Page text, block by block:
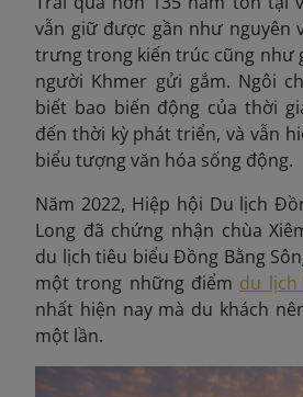
vẫn giữ được gần như nguyên
trưng trong kiến trúc cũng như
người Khmer gửi gắm. Ngôi
biết bao biến động của thời
đến thời kỳ phát triển, và vẫn
biểu tượng văn hóa sống động.
Năm 2022, Hiệp hội Du lịch
Long đã chứng nhận chùa
du lịch tiêu biểu Đồng Bằng
một trong những điểm du lịch
nhất hiện nay mà du khách
một lần.